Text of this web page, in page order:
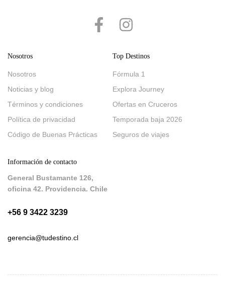
Nosotros
Nosotros
Noticias y blog
Términos y condiciones
Política de privacidad
Código de Buenas Prácticas
Top Destinos
Fórmula 1
Explora Journey
Ofertas en Cruceros
Temporada baja 2026
Seguros de viajes
Información de contacto
General Bustamante 126,
oficina 42. Providencia. Chile
+56 9 3422 3239
gerencia@tudestino.cl